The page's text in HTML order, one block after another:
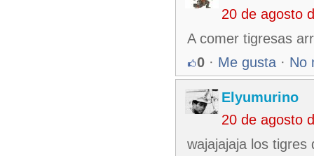
20 de agosto
A comer tigresas
0 · Me gusta · No
Elyumurino
20 de agosto
wajajajaja los